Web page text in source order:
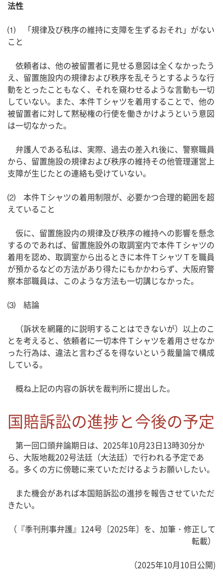
法性
⑴ 「規律及び秩序の維持に支障を生ずるおそれ」がない
こと
依頼者は、他の被留置者に見せる意図は全くなかったう
え、留置施設内の規律および秩序を乱そうとするような行
動をとったこともなく、それを窺わせるような言動も一切
していない。また、本件Ｔシャツを着用することで、他の
被留置者に対して黙秘権の行使を働きかけようという意図
は一切なかった。
弁護人である私は、実際、過去の差入れ後に、警察職員
から、留置施設の規律および秩序の維持その他管理運営上
支障が生じたとの連絡も受けていない。
⑵ 本件Ｔシャツの着用制限が、必要かつ合理的範囲を超
えていること
仮に、留置施設内の規律及び秩序の維持への影響を懸念
するのであれば、留置施設外の取調室内で本件Ｔシャツの
着用を認め、取調室から出るときに本件ＴシャツＴを職員
が預かるなどの方法があり得たにもかかわらず、大阪府警
察本部職員は、このような方法も一切講じなかった。
⑶ 結論
（訴状を網羅的に説明することはできないが）以上のこ
とを考えると、依頼者に一切本件Ｔシャツを着用させなか
った行為は、違法と言わざるを得ないという裁量論で構成
している。
概ね上記の内容の訴状を裁判所に提出した。
国賠訴訟の進捗と今後の予定
第一回口頭弁論期日は、2025年10月23日13時30分か
ら、大阪地裁202号法廷（大法廷）で行われる予定であ
る。多くの方に傍聴に来ていただけるようお願いしたい。
また機会があれば本国賠訴訟の進捗を報告させていただ
きたい。
（『季刊刑事弁護』124号〔2025年〕を、加筆・修正して
転載）
（2025年10月10日公開)